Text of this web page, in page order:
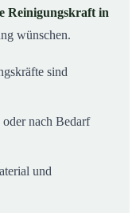
Reinigungskraft in
wünschen.
sind
nach Bedarf
und